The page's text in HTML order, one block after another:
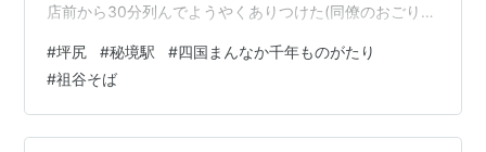
店前から30分列んでようやくありつけた(同僚のおごり
到着 ここでデザートとしてアイスクリームをこれも同僚
のおごりでいただく(感謝) ここらのため池の周りを歩い
ていたところ、、、なんとダムだった！？ どう見てもた
め池だが。。。解せん さらに歩いて今回の第1目的地であ
#坪尻 #秘境駅 #四国まんなか千年ものがたり
#祖谷そば